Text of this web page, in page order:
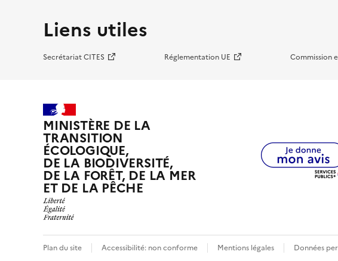
Liens utiles
Secrétariat CITES Réglementation UE Commission
MINISTÈRE DE LA
TRANSITION
ÉCOLOGIQUE,
DE LA BIODIVERSITÉ,
DE LA FORÊT, DE LA MER
ET DE LA PÊCHE
Plan du site Accessibilité: non conforme Mentions légales Données